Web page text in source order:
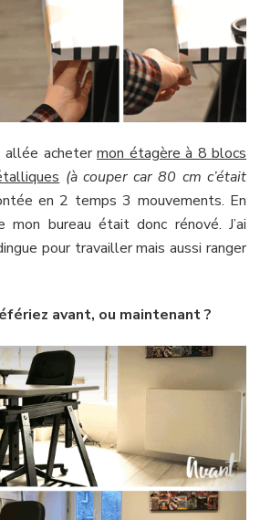
allée achetermon étagère à 8 blocs
(à couper car 80 cm c’était
en 2 temps 3 mouvements. En
mon bureau était donc rénové. J’ai
pour travailler mais aussi ranger
avant, ou maintenant ?